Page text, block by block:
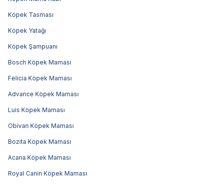
Köpek Tasması
Köpek Yatağı
Köpek Şampuanı
Bosch Köpek Maması
Felicia Köpek Maması
Advance Köpek Maması
Luis Köpek Maması
Obivan Köpek Maması
Bozita Köpek Maması
Acana Köpek Maması
Royal Canin Köpek Maması